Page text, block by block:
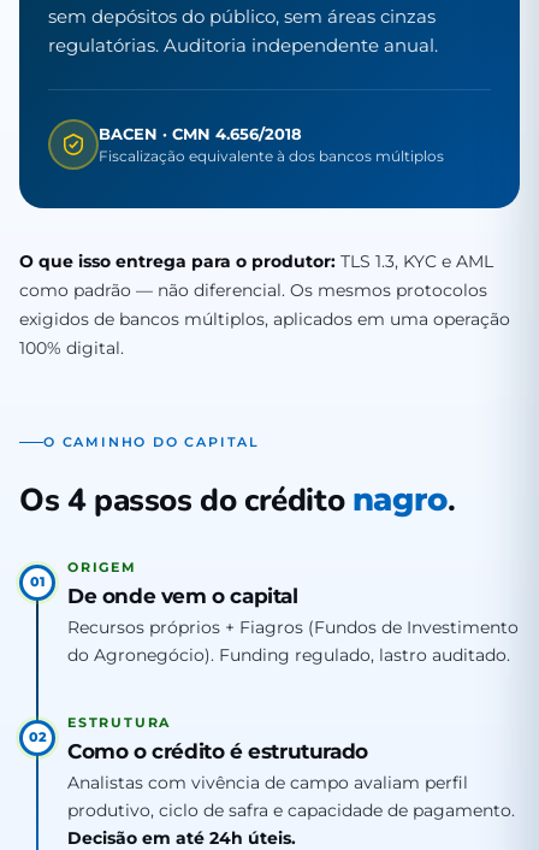
sem depósitos do público, sem áreas cinzas
regulatórias. Auditoria independente anual.
BACEN · CMN 4.656/2018
Fiscalização equivalente à dos bancos múltiplos
O que isso entrega para o produtor: TLS 1.3, KYC e AML
como padrão — não diferencial. Os mesmos protocolos
exigidos de bancos múltiplos, aplicados em uma operação
100% digital.
O CAMINHO DO CAPITAL
Os 4 passos do crédito nagro.
01
ORIGEM
De onde vem o capital
Recursos próprios + Fiagros (Fundos de Investimento
do Agronegócio). Funding regulado, lastro auditado.
02
ESTRUTURA
Como o crédito é estruturado
Analistas com vivência de campo avaliam perfil
produtivo, ciclo de safra e capacidade de pagamento.
Decisão em até 24h úteis.